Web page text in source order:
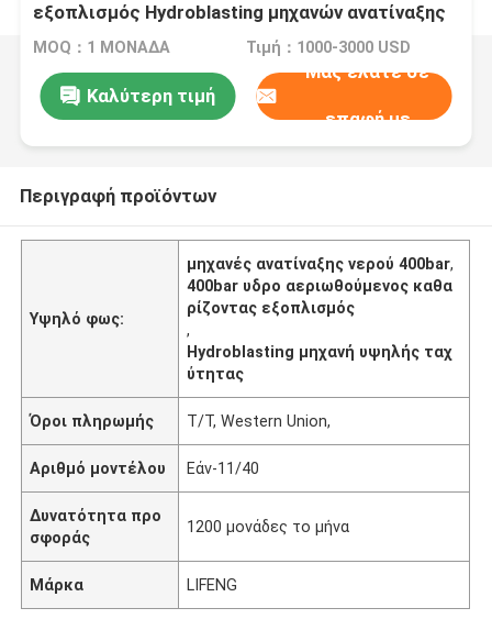
εξοπλισμός Hydroblasting μηχανών ανατίναξης
νερού
MOQ：1 ΜΟΝΑΔΑ Τιμή：1000-3000 USD
Καλύτερη τιμή
Μας ελάτε σε
επαφή με
Περιγραφή προϊόντων
Υψηλό φως:
μηχανές ανατίναξης νερού 400bar,
400bar υδρο αεριωθούμενος καθα
ρίζοντας εξοπλισμός
,
Hydroblasting μηχανή υψηλής ταχ
ύτητας
Όροι πληρωμής T/T, Western Union,
Αριθμό μοντέλου Εάν-11/40
Δυνατότητα προ
σφοράς
1200 μονάδες το μήνα
Μάρκα LIFENG